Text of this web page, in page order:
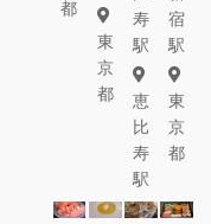
都
東
京
都
寿
駅
恵
比
寿
駅
宿
駅
東
京
都